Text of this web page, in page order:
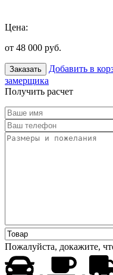
Цена:
от 48 000 руб.
Заказать Добавить в
замерщика
Получить расчет
Пожалуйста, докажите,